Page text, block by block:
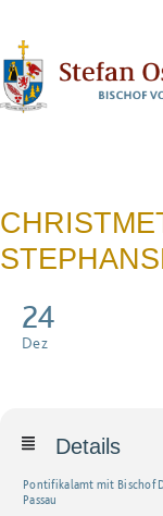
24
Dez
Details
Pon­ti­fi­kal­amt mit Bischof
Passau